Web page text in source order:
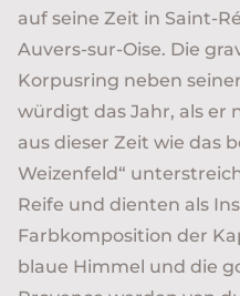
auf seine Zeit in Saint-
Auvers-sur-Oise. Die
Korpusring neben
würdigt das Jahr, als er
aus dieser Zeit wie das
Weizenfeld“
Reife und dienten als
Farbkomposition der
blaue Himmel und die